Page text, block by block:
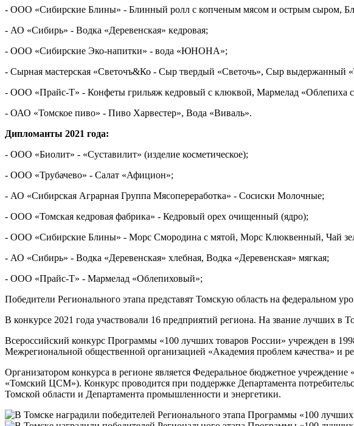
- ООО «Сибирские Блины» - Блинный ролл с копченым мясом и острым сыром,
- АО «Сибирь» - Водка «Деревенская» кедровая;
- ООО «Сибирские Эко-напитки» - вода «ЮНОНА»;
- Сырная мастерская «Светочъ&Ко - Сыр твердый «Светочь», Сыр
- ООО «Прайс-Т» - Конфеты грильяж кедровый с клюквой, Мармелад «Облепиха с
- ОАО «Томское пиво» - Пиво Харвестер», Вода «Виваль».
Дипломанты 2021 года:
- ООО «Биолит» - «Суставилит» (изделие косметическое);
- ООО «Трубачево» - Салат «Афицион»;
- АО «Сибирская Аграрная Группа Мясопереработка» - Сосиски Молочные;
- ООО «Томская кедровая фабрика» - Кедровый орех очищенный (ядро);
- ООО «Сибирские Блины» - Морс Смородина с мятой, Морс Клюквенный, Чай
- АО «Сибирь» - Водка «Деревенская» хлебная, Водка «Деревенская» мягкая;
- ООО «Прайс-Т» - Мармелад «Облепиховый»;
Победители Регионального этапа представят Томскую область на федеральном
В конкурсе 2021 года участвовали 16 предприятий региона. На звание лучших в
Всероссийский конкурс Программы «100 лучших товаров России» учрежден в
Межрегиональной общественной организацией «Академия проблем качества» и
Организатором конкурса в регионе является Федеральное бюджетное
«Томский ЦСМ»). Конкурс проводится при поддержке Департамента
Томской области и Департамента промышленности и энергетики.